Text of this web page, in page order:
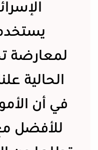
لمعارضة
الحالية
في أن
للأفضل